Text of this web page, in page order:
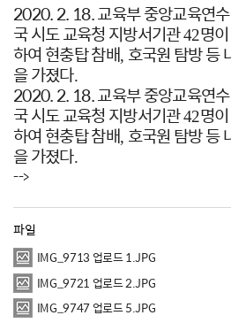
2020. 2. 18. 교육부 중앙교육연
국 시도 교육청 지방서기관42명
하여 현충탑 참배, 호국원 탐방 등
을 가졌다.
2020. 2. 18. 교육부 중앙교육연
국 시도 교육청 지방서기관42명
하여 현충탑 참배, 호국원 탐방 등
을 가졌다.
-->
파일
IMG_9713 업로드 1.JPG
IMG_9721 업로드 2.JPG
IMG_9747 업로드 5.JPG